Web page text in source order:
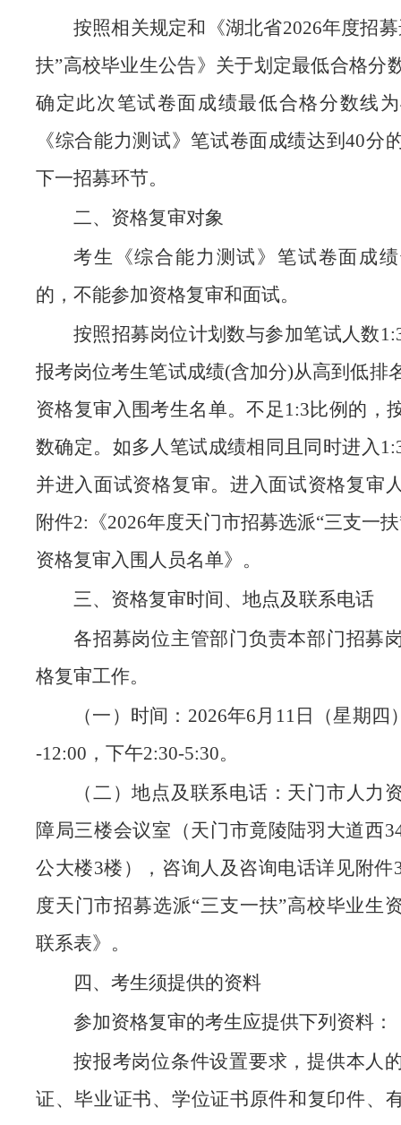
按照相关规定和《湖北省2026年度招
扶”高校毕业生公告》关于划定最低合格分
确定此次笔试卷面成绩最低合格分数线
《综合能力测试》笔试卷面成绩达到40分
下一招募环节。
二、资格复审对象
考生《综合能力测试》笔试卷面成
的，不能参加资格复审和面试。
按照招募岗位计划数与参加笔试人数
报考岗位考生笔试成绩(含加分)从高到低排
资格复审入围考生名单。不足1:3比例的，
数确定。如多人笔试成绩相同且同时进入
并进入面试资格复审。进入面试资格复审
附件2:《2026年度天门市招募选派“三支一
资格复审入围人员名单》。
三、资格复审时间、地点及联系电话
各招募岗位主管部门负责本部门招募
格复审工作。
（一）时间：2026年6月11日（星期四
-12:00，下午2:30-5:30。
（二）地点及联系电话：天门市人力
障局三楼会议室（天门市竟陵陆羽大道西
公大楼3楼），咨询人及咨询电话详见附件
度天门市招募选派“三支一扶”高校毕业生
联系表》。
四、考生须提供的资料
参加资格复审的考生应提供下列资料：
按报考岗位条件设置要求，提供本人
证、毕业证书、学位证书原件和复印件、